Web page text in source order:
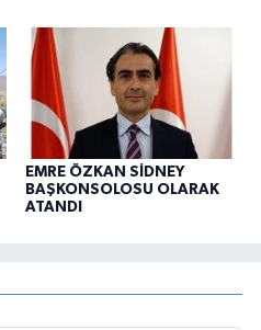
EMRE ÖZKAN SİDNEY
BAŞKONSOLOSU OLARAK
ATANDI